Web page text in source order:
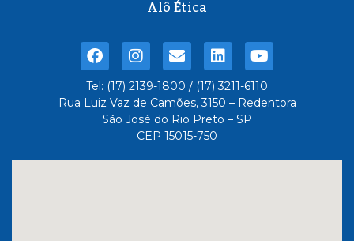
Alô Ética
Tel: (17) 2139-1800 / (17) 3211-6110
Rua Luiz Vaz de Camões, 3150 – Redentora
São José do Rio Preto – SP
CEP 15015-750